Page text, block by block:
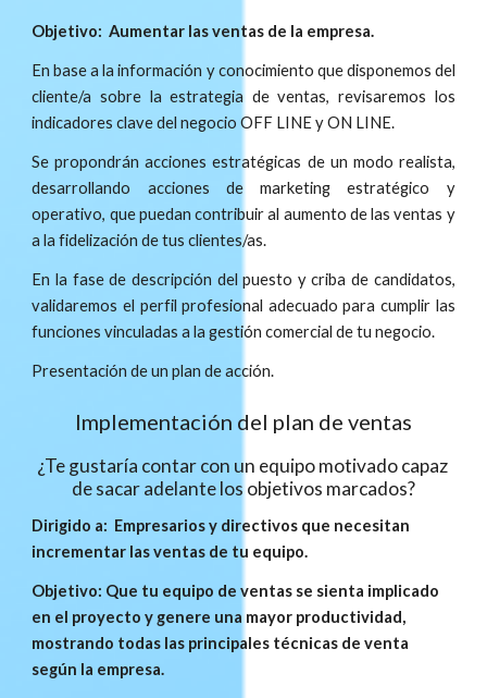
Objetivo:  Aumentar las ventas de la empresa.
En base a la información y conocimiento que disponemos del
cliente/a sobre la estrategia de ventas, revisaremos los
indicadores clave del negocio OFF LINE y ON LINE.
Se propondrán acciones estratégicas de un modo realista,
desarrollando acciones de marketing estratégico y
operativo, que puedan contribuir al aumento de las ventas y
a la fidelización de tus clientes/as.
En la fase de descripción del puesto y criba de candidatos,
validaremos el perfil profesional adecuado para cumplir las
funciones vinculadas a la gestión comercial de tu negocio.
Presentación de un plan de acción.
Implementación del plan de ventas
¿Te gustaría contar con un equipo motivado capaz
de sacar adelante los objetivos marcados?
Dirigido a:  Empresarios y directivos que necesitan
incrementar las ventas de tu equipo.
Objetivo: Que tu equipo de ventas se sienta implicado
en el proyecto y genere una mayor productividad,
mostrando todas las principales técnicas de venta
según la empresa.